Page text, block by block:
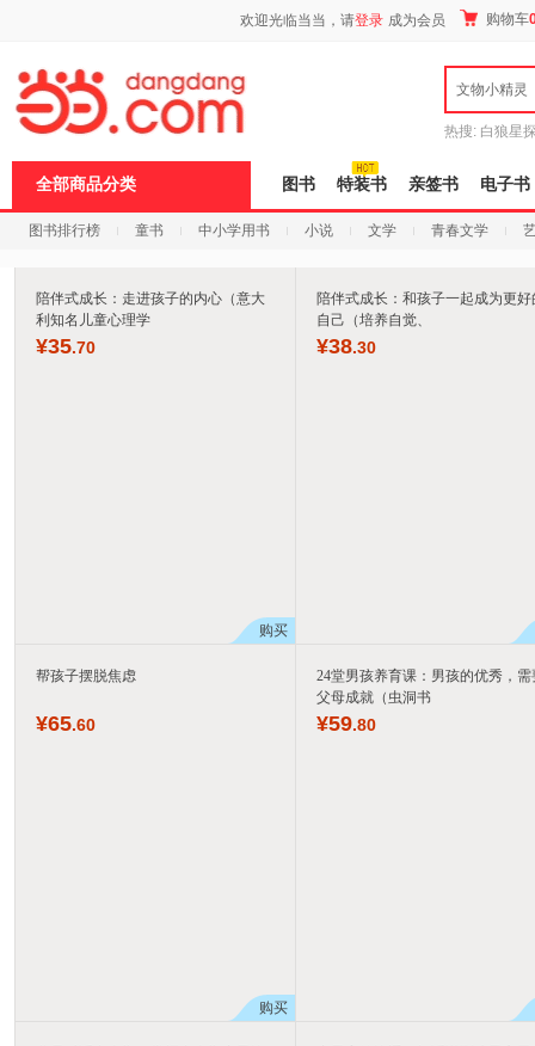
欢迎光临当当，请登录 成为会员 购物车
文物小精灵
热搜: 白狼星
全部商品分类 图书 特装书 亲签书 电子书
图书排行榜 童书 中小学用书 小说 文学 青春文学
陪伴式成长：走进孩子的内心（意大
利知名儿童心理学
¥35.70
购买
陪伴式成长：和孩子一起成为更好
自己（培养自觉、
¥38.30
帮孩子摆脱焦虑
¥65.60
购买
24堂男孩养育课：男孩的优秀，需
父母成就（虫洞书
¥59.80
页
Ctrl